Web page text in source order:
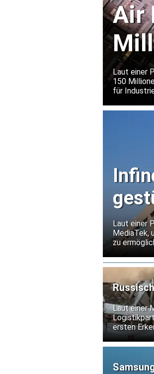
Air
Laut einer
150
für
Laut einer
MediaTek,
zu
Laut einer
ersten
nicht.